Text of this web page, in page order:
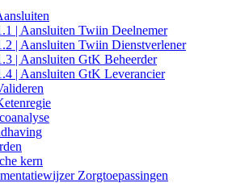
| Aansluiten Twiin Deelnemer
| Aansluiten Twiin Dienstverlener
| Aansluiten GtK Beheerder
| Aansluiten GtK Leverancier
kern
Zorgtoepassingen